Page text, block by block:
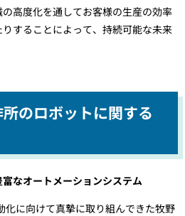
高度化を通してお客様の生産の効率
することによって、持続可能な未来
のロボットに関する
なオートメーションシステム
化に向けて真摯に取り組んできた牧野